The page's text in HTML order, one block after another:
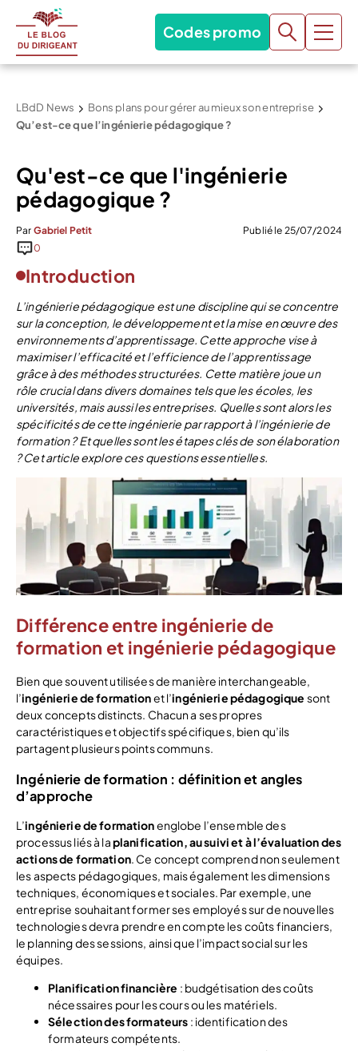
Codes promo
LBdD News
Bons plans pour gérer au mieux son entreprise
Qu’est-ce que l’ingénierie pédagogique ?
Qu'est-ce que l'ingénierie
pédagogique ?
Par Gabriel Petit
Publié le 25/07/2024
0
Introduction
L’ingénierie pédagogique est une discipline qui se concentre
sur la conception, le développement et la mise en œuvre des
environnements d’apprentissage. Cette approche vise à
maximiser l’efficacité et l’efficience de l’apprentissage
grâce à des méthodes structurées. Cette matière joue un
rôle crucial dans divers domaines tels que les écoles, les
universités, mais aussi les entreprises. Quelles sont alors les
spécificités de cette ingénierie par rapport à l’ingénierie de
formation ? Et quelles sont les étapes clés de son élaboration
? Cet article explore ces questions essentielles.
Différence entre ingénierie de
formation et ingénierie pédagogique
Bien que souvent utilisées de manière interchangeable,
l’ingénierie de formationet l’ingénierie pédagogique sont
deux concepts distincts. Chacun a ses propres
caractéristiques et objectifs spécifiques, bien qu’ils
partagent plusieurs points communs.
Ingénierie de formation : définition et angles
d’approche
L’ingénierie de formationenglobe l’ensemble des
processus liés à laplanification, au suivi et à l’évaluation des
actions de formation. Ce concept comprend non seulement
les aspects pédagogiques, mais également les dimensions
techniques, économiques et sociales. Par exemple, une
entreprise souhaitant former ses employés sur de nouvelles
technologies devra prendre en compte les coûts financiers,
le planning des sessions, ainsi que l’impact social sur les
équipes.
Planification financière : budgétisation des coûts
nécessaires pour les cours ou les matériels.
Sélection des formateurs : identification des
formateurs compétents.